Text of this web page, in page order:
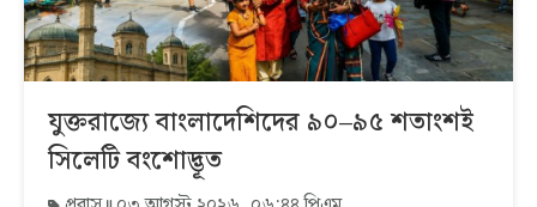
যুক্তরাজ্যে বাংলাদেশিদের ৯০–৯৫ শতাংশই
সিলেটি বংশোদ্ভূত